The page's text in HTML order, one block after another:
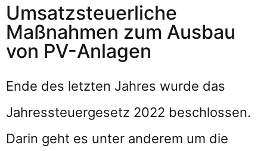
Umsatzsteuerliche
Maßnahmen zum Ausbau
von PV-Anlagen
Ende des letzten Jahres wurde das
Jahressteuergesetz 2022 beschlossen.
Darin geht es unter anderem um die